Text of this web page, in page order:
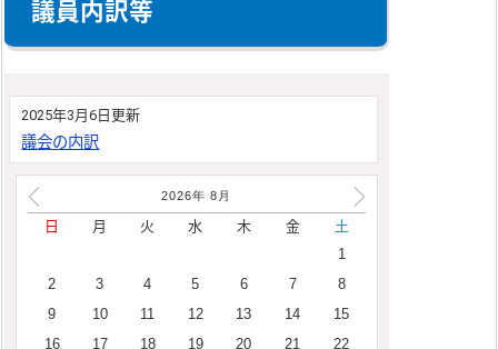
議員内訳等
2025年3月6日更新
議会の内訳
2026年 8 月
日 月 火 水 木 金
土
1
2
3 4 5 6 7
8
9
10 11 12 13 14
15
16
17 18 19 20 21
22